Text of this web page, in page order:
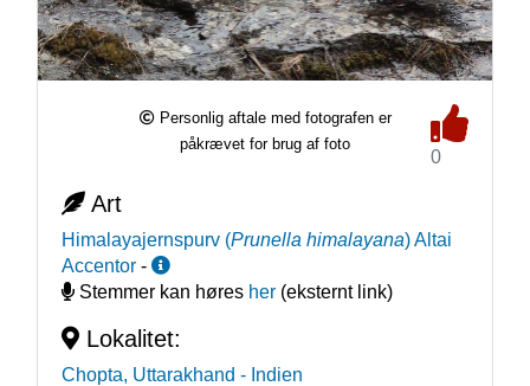
Personlig aftale med fotografen er
påkrævet for brug af foto
0
Art
Himalayajernspurv (Prunella himalayana)Altai
Accentor -
Stemmer kan høres her(eksternt link)
Lokalitet:
Chopta, Uttarakhand - Indien